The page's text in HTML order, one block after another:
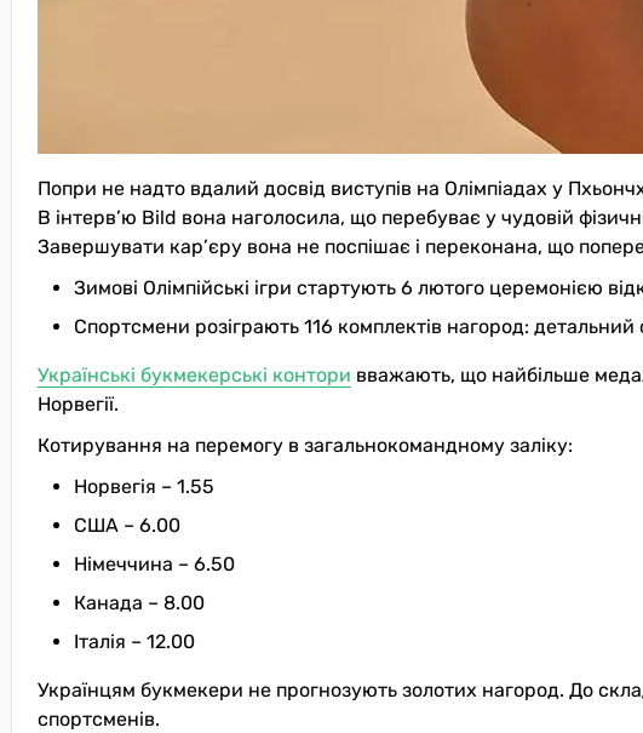
Попри не надто вдалий досвід виступів на Олімпіадах у
В інтерв’ю Bild вона наголосила, що перебуває у чудовій
Завершувати кар’єру вона не поспішає і переконана, що
Зимові Олімпійські ігри стартують 6 лютого церемонією
Спортсмени розіграють 116 комплектів нагород: детальний
Українські букмекерські контори вважають, що найбільше
Норвегії.
Котирування на перемогу в загальнокомандному заліку:
Норвегія – 1.55
США – 6.00
Німеччина – 6.50
Канада – 8.00
Італія – 12.00
Українцям букмекери не прогнозують золотих нагород. До
спортсменів.